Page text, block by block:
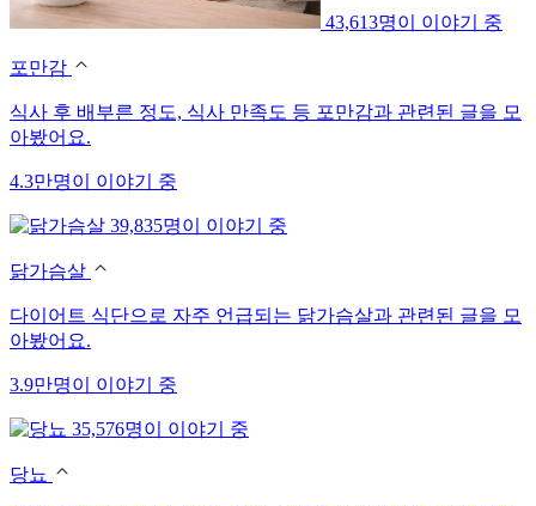
43,613명이 이야기 중
포만감
식사 후 배부른 정도, 식사 만족도 등 포만감과 관련된 글을 모
아봤어요.
4.3만명이 이야기 중
39,835명이 이야기 중
닭가슴살
다이어트 식단으로 자주 언급되는 닭가슴살과 관련된 글을 모
아봤어요.
3.9만명이 이야기 중
35,576명이 이야기 중
당뇨